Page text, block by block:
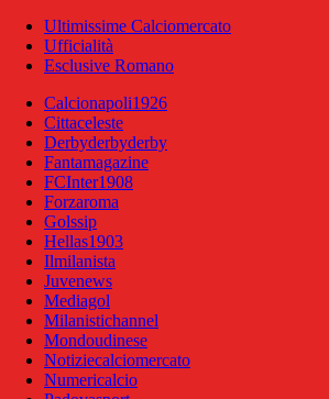
Ultimissime Calciomercato
Ufficialità
Esclusive Romano
Calcionapoli1926
Cittaceleste
Derbyderbyderby
Fantamagazine
FCInter1908
Forzaroma
Golssip
Hellas1903
Ilmilanista
Juvenews
Mediagol
Milanistichannel
Mondoudinese
Notiziecalciomercato
Numericalcio